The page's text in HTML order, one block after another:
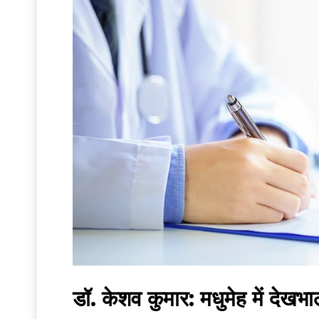
डॉ. केशव कुमार: मधुमेह में